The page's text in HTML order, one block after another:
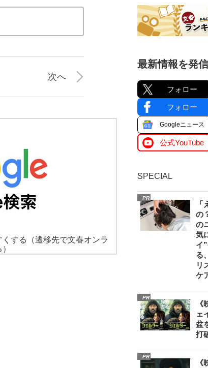
次へ
する
（遷移先で文春オンラ
最新情報を発信
フォロー
フォロー
Googleニュース
公式YouTube
SPECIAL
PR
の
の
気
イ
る
リ
ケ
PR
ェ
盆
打
PR